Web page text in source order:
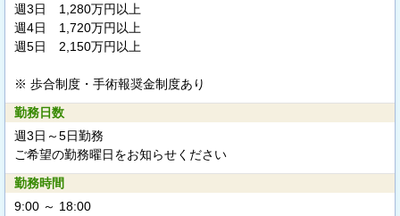
週3日 1,280万円以上
週4日 1,720万円以上
週5日 2,150万円以上
※ 歩合制度・手術報奨金制度あり
勤務日数
週3日～5日勤務
ご希望の勤務曜日をお知らせください
勤務時間
9:00 ～ 18:00